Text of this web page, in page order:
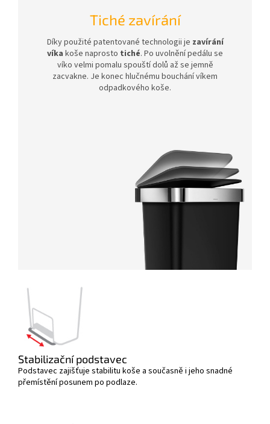
Tiché zavírání
Díky použité patentované technologii je zavírání
víka koše naprosto tiché. Po uvolnění pedálu se
víko velmi pomalu spouští dolů až se jemně
zacvakne. Je konec hlučnému bouchání víkem
odpadkového koše.
Stabilizační podstavec
Podstavec zajišťuje stabilitu koše a současně i jeho snadné
přemístění posunem po podlaze.